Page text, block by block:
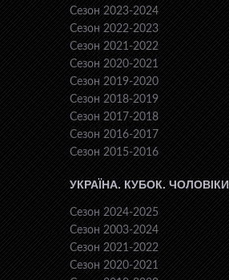
Сезон 2023-2024
Сезон 2022-2023
Сезон 2021-2022
Сезон 2020-2021
Сезон 2019-2020
Сезон 2018-2019
Сезон 2017-2018
Сезон 2016-2017
Сезон 2015-2016
УКРАЇНА. КУБОК. ЧОЛОВІКИ
Сезон 2024-2025
Сезон 2003-2024
Сезон 2021-2022
Сезон 2020-2021